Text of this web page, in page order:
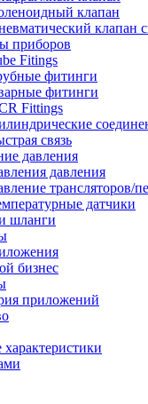
клапан
клапан
приборов
Fitings
фитинги
фитинги
Fittings
связь
давления
давления
трансляторов/
датчики
шланги
бизнес
приложений
характеристики